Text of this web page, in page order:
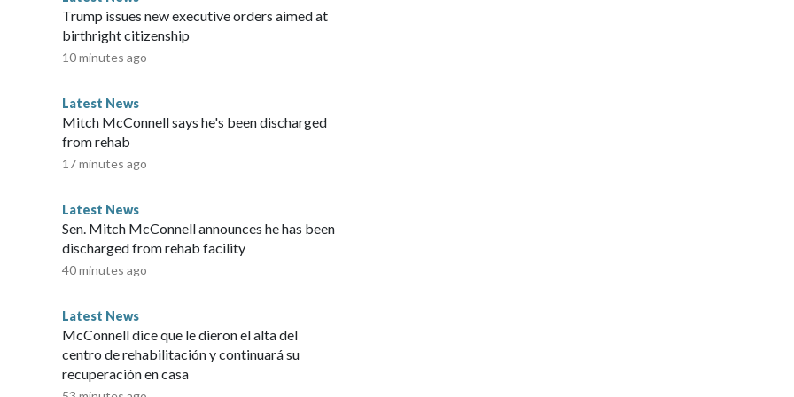
la jueza federal Beryl A. Howell en un fallo emitido en
que fue “coaccionado para firmar dos formularios
con su abogado particular durante diez
desestimados por el juez de inmigración sin perjuicio” en
CNN en un comunicado que “cualquier afirmación de
CNN-Wire™ & © 2026 Cable News Network,
Trump issues new executive orders aimed at
birthright citizenship
10 minutes ago
Latest News
Mitch McConnell says he's been discharged
from rehab
17 minutes ago
Latest News
Sen. Mitch McConnell announces he has been
discharged from rehab facility
40 minutes ago
Latest News
McConnell dice que le dieron el alta del
centro de rehabilitación y continuará su
recuperación en casa